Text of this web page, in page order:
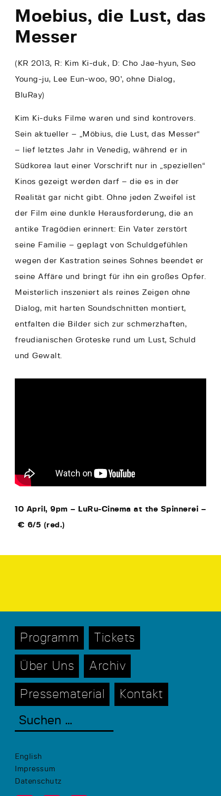
Moebius, die Lust, das
Messer
(KR 2013, R: Kim Ki-duk, D: Cho Jae-hyun, Seo
Young-ju, Lee Eun-woo, 90’, ohne Dialog,
BluRay)
Kim Ki-duks Filme waren und sind kontrovers.
Sein aktueller – „Möbius, die Lust, das Messer“
– lief letztes Jahr in Venedig, während er in
Südkorea laut einer Vorschrift nur in „speziellen“
Kinos gezeigt werden darf – die es in der
Realität gar nicht gibt. Ohne jeden Zweifel ist
der Film eine dunkle Herausforderung, die an
antike Tragödien erinnert: Ein Vater zerstört
seine Familie – geplagt von Schuldgefühlen
wegen der Kastration seines Sohnes beendet er
seine Affäre und bringt für ihn ein großes Opfer.
Meisterlich inszeniert als reines Zeigen ohne
Dialog, mit harten Soundschnitten montiert,
entfalten die Bilder sich zur schmerzhaften,
freudianischen Groteske rund um Lust, Schuld
und Gewalt.
10 April, 9pm –
LuRu-Cinema at the Spinnerei –
€ 6/5 (red.)
Programm Tickets
Über Uns Archiv
Pressematerial Kontakt
English
Impressum
Datenschutz